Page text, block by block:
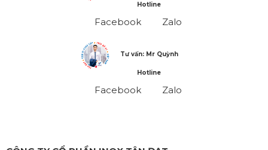
Hotline
Facebook Zalo
Tư vấn: Mr Quỳnh
Hotline
Facebook Zalo